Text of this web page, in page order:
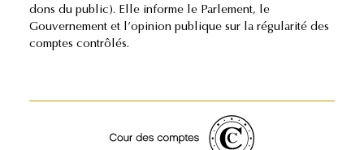
dons du public). Elle informe le Parlement, le
Gouvernement et l’opinion publique sur la régularité des
comptes contrôlés.